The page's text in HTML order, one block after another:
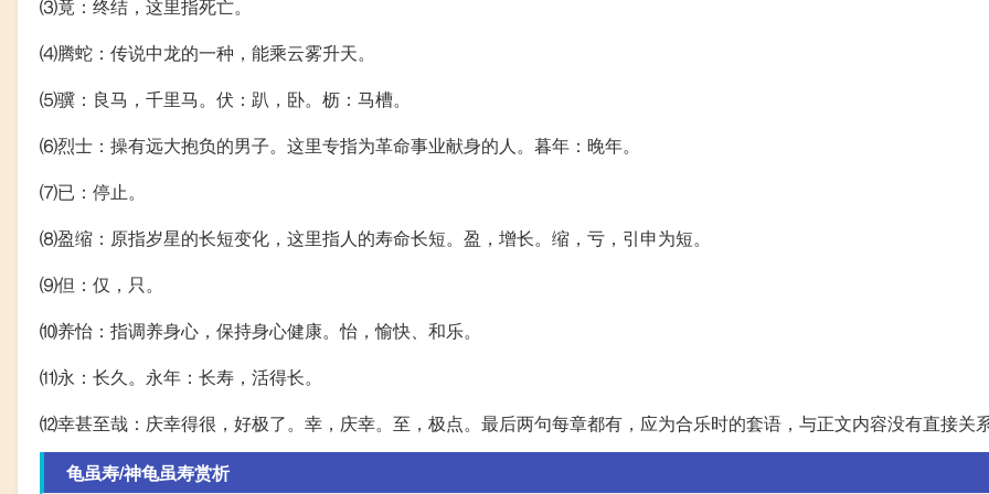
⑶竟：终结，这里指死亡。
⑷腾蛇：传说中龙的一种，能乘云雾升天。
⑸骥：良马，千里马。伏：趴，卧。枥：马槽。
⑹烈士：操有远大抱负的男子。这里专指为革命事业献身的人。暮年：晚年。
⑺已：停止。
⑻盈缩：原指岁星的长短变化，这里指人的寿命长短。盈，增长。缩，亏，引申为短。
⑼但：仅，只。
⑽养怡：指调养身心，保持身心健康。怡，愉快、和乐。
⑾永：长久。永年：长寿，活得长。
⑿幸甚至哉：庆幸得很，好极了。幸，庆幸。至，极点。最后两句每章都有，应为合乐时的套语，与正文内容没有直接关
龟虽寿/神龟虽寿赏析